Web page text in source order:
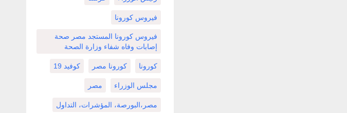
فيروس كورونا
فيروس كورونا المستجد مصر صحة
إصابات وفاه شفاء وزارة الصحة
كورونا كورونا مصر كوفيد 19
مجلس الوزراء مصر
مصر،البورصة، المؤشرات، التداول